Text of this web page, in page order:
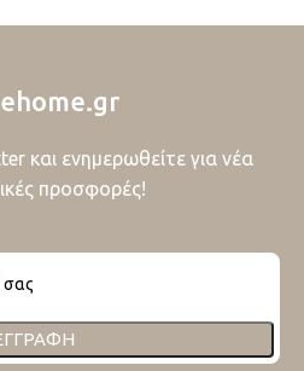
και ενημερωθείτε για νέα
προσφορές!